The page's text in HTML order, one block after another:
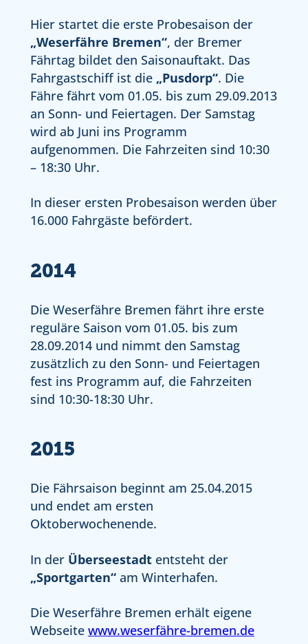
Hier startet die erste Probesaison der
„Weserfähre Bremen“, der Bremer
Fährtag bildet den Saisonauftakt. Das
Fahrgastschiff ist die „Pusdorp“. Die
Fähre fährt vom 01.05. bis zum 29.09.2013
an Sonn- und Feiertagen. Der Samstag
wird ab Juni ins Programm
aufgenommen. Die Fahrzeiten sind 10:30
– 18:30 Uhr.
In dieser ersten Probesaison werden über
16.000 Fahrgäste befördert.
2014
Die Weserfähre Bremen fährt ihre erste
reguläre Saison vom 01.05. bis zum
28.09.2014 und nimmt den Samstag
zusätzlich zu den Sonn- und Feiertagen
fest ins Programm auf, die Fahrzeiten
sind 10:30-18:30 Uhr.
2015
Die Fährsaison beginnt am 25.04.2015
und endet am ersten
Oktoberwochenende.
In der Überseestadt entsteht der
„Sportgarten“am Winterhafen.
Die Weserfähre Bremen erhält eigene
Webseite www.weserfähre-bremen.de